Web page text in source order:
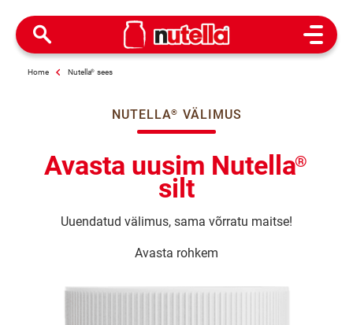
Open
Home Nutella® sees
NUTELLA® VÄLIMUS
Avasta uusim Nutella®
silt
Uuendatud välimus, sama võrratu maitse!
Avasta rohkem